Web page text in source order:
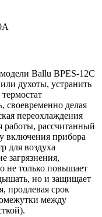
Ballu BPES-12C
духоты, устранить
своевременно делая
переохлаждения
работы, рассчитанный
включения прибора
для воздуха
загрязнения,
не только повышает
но и защищает
продлевая срок
между